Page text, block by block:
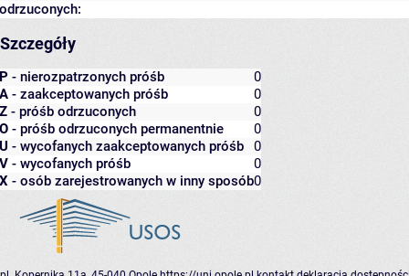
odrzuconych:
Szczegóły
P - nierozpatrzonych próśb
0
A - zaakceptowanych próśb
0
Z - próśb odrzuconych
0
O - próśb odrzuconych permanentnie
0
U - wycofanych zaakceptowanych próśb
0
V - wycofanych próśb
0
X - osób zarejestrowanych w inny sposób0